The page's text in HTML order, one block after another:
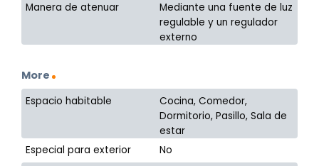
Manera de atenuar
Mediante una fuente de luz
regulable y un regulador
externo
More
Espacio habitable
Cocina, Comedor,
Dormitorio, Pasillo, Sala de
estar
Especial para exterior
No